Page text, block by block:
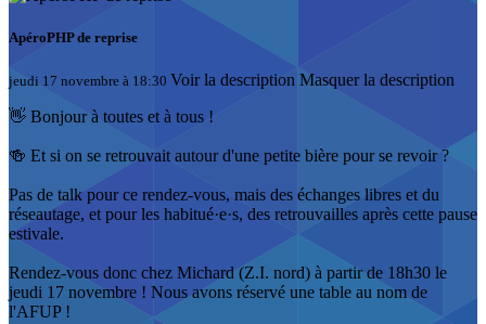
ApéroPHP de reprise
jeudi 17 novembre à 18:30 Voir la description Masquer la description
👋 Bonjour à toutes et à tous !
🍻 Et si on se retrouvait autour d'une petite bière pour se revoir ?
Pas de talk pour ce rendez-vous, mais des échanges libres et du
réseautage, et pour les habitué·e·s, des retrouvailles après cette pause
estivale.
Rendez-vous donc chez Michard (Z.I. nord) à partir de 18h30 le
jeudi 17 novembre ! Nous avons réservé une table au nom de
l'AFUP !